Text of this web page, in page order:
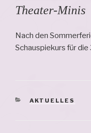
AM
Theater-Minis
Nach den
Schauspiekurs für die
KATEGORIEN
AKTUELLES